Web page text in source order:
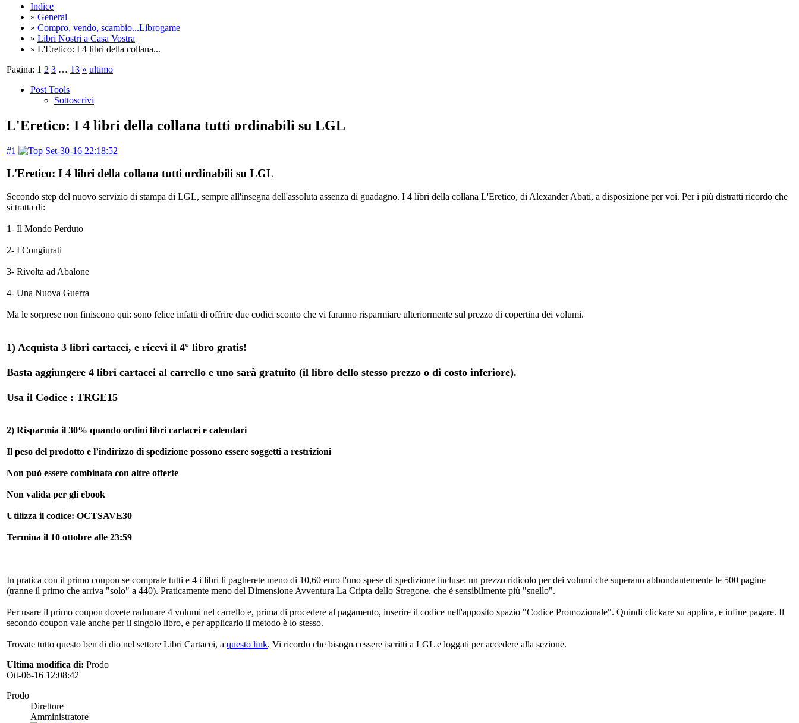
Indice
» General
» Compro, vendo, scambio...Librogame
» Libri Nostri a Casa Vostra
» L'Eretico: I 4 libri della collana...
Pagina: 1 2 3 … 13 » ultimo
Post Tools
Sottoscrivi
L'Eretico: I 4 libri della collana tutti ordinabili su LGL
#1 Set-30-16 22:18:52
L'Eretico: I 4 libri della collana tutti ordinabili su LGL
Secondo step del nuovo servizio di stampa di LGL, sempre all'insegna dell'assoluta assenza di guadagno. I 4 libri della collana L'Eretico, di Alexander Abati, a disposizione per voi. Per i più distratti ricordo che
si tratta di:
1- Il Mondo Perduto
2- I Congiurati
3- Rivolta ad Abalone
4- Una Nuova Guerra
Ma le sorprese non finiscono qui: sono felice infatti di offrire due codici sconto che vi faranno risparmiare ulteriormente sul prezzo di copertina dei volumi.
1) Acquista 3 libri cartacei, e ricevi il 4° libro gratis!
Basta aggiungere 4 libri cartacei al carrello e uno sarà gratuito (il libro dello stesso prezzo o di costo inferiore).
Usa il Codice : TRGE15
2) Risparmia il 30% quando ordini libri cartacei e calendari
Il peso del prodotto e l’indirizzo di spedizione possono essere soggetti a restrizioni
Non può essere combinata con altre offerte
Non valida per gli ebook
Utilizza il codice: OCTSAVE30
Termina il 10 ottobre alle 23:59
In pratica con il primo coupon se comprate tutti e 4 i libri li pagherete meno di 10,60 euro l'uno spese di spedizione incluse: un prezzo ridicolo per dei volumi che superano abbondantemente le 500 pagine
(tranne il primo che arriva "solo" a 440). Praticamente meno del Dimensione Avventura La Cripta dello Stregone, che è sensibilmente più "snello".
Per usare il primo coupon dovete radunare 4 volumi nel carrello e, prima di procedere al pagamento, inserire il codice nell'apposito spazio "Codice Promozionale". Quindi clickare su applica, e infine pagare. Il
secondo coupon vale anche per il singolo libro, e per applicarlo il metodo è lo stesso.
Trovate tutto questo ben di dio nel settore Libri Cartacei, a questo link. Vi ricordo che bisogna essere iscritti a LGL e loggati per accedere alla sezione.
Ultima modifica di: Prodo
Ott-06-16 12:08:42
Prodo
Direttore
Amministratore